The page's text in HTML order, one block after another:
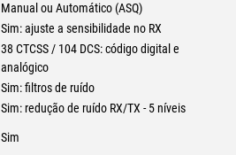
Manual ou Automático (ASQ)
Sim: ajuste a sensibilidade no RX
38 CTCSS / 104 DCS: código digital e
analógico
Sim: filtros de ruído
Sim: redução de ruído RX/TX - 5 níveis
Sim